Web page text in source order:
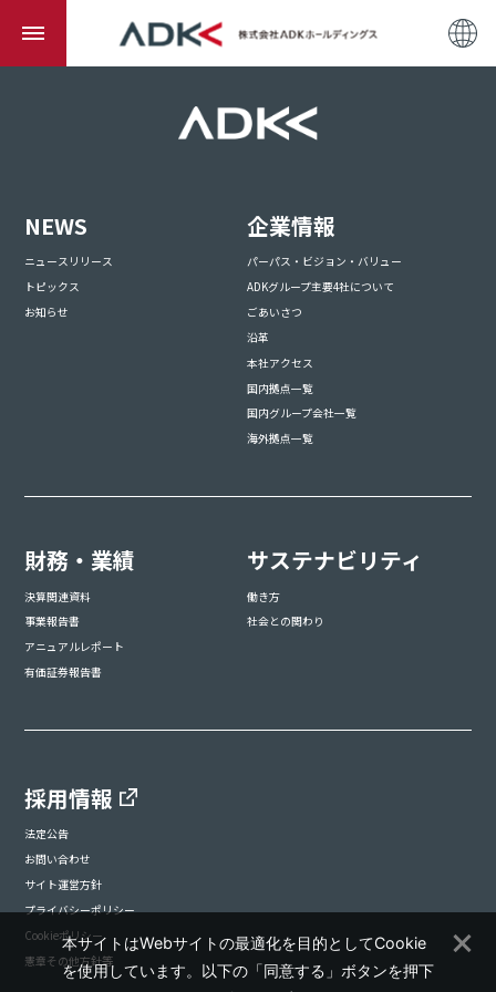
NEWS
ニュースリリース
トピックス
お知らせ
企業情報
パーパス・ビジョン・バリュー
ADKグループ主要4社について
ごあいさつ
沿革
本社アクセス
国内拠点一覧
国内グループ会社一覧
海外拠点一覧
財務・業績
決算関連資料
事業報告書
アニュアルレポート
有価証券報告書
サステナビリティ
働き方
社会との関わり
採用情報
法定公告
お問い合わせ
サイト運営方針
プライバシーポリシー
Cookieポリシー
憲章その他方針等
本サイトはWebサイトの最適化を目的としてCookie
を使用しています。以下の「同意する」ボタンを押下